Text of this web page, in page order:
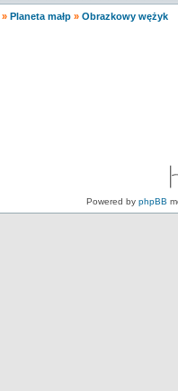
» Planeta małp » Obrazkowy wężyk
Powered by phpBB